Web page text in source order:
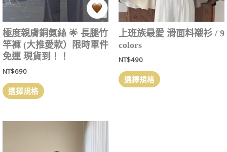
極度親膚銅氨絲 🌟 長腿竹
竿褲 (大推愛款）限時單件
免運 現貨到！！
NT$690
選擇規格
上班族最愛 滑面料襯衫 / 9
colors
NT$490
選擇規格